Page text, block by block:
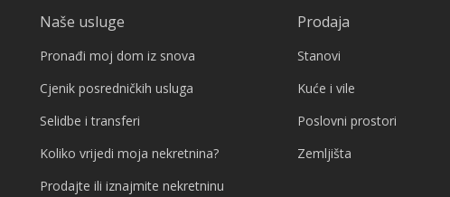
Naše usluge
Pronađi moj dom iz snova
Cjenik posredničkih usluga
Selidbe i transferi
Koliko vrijedi moja nekretnina?
Prodajte ili iznajmite nekretninu
Prodaja
Stanovi
Kuće i vile
Poslovni prostori
Zemljišta